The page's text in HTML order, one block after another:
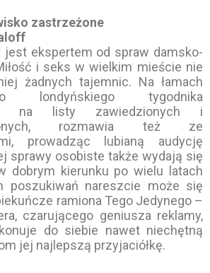
zastrzeżone
jest ekspertem od spraw damsko-
i seks w wielkim mieście nie
żadnych tajemnic. Na łamach
londyńskiego tygodnika
na listy zawiedzionych i
rozmawia też ze
prowadząc lubianą audycję
sprawy osobiste także wydają się
dobrym kierunku po wielu latach
poszukiwań nareszcie może się
ramiona Tego Jedynego –
czarującego geniusza reklamy,
do siebie nawet niechętną
jej najlepszą przyjaciółkę.